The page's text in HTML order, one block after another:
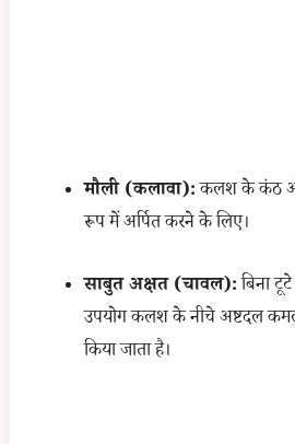
मौली (कलावा):कलश के कंठ
रूप में अर्पित करने के लिए।
साबुत अक्षत (चावल):बिना
उपयोग कलश के नीचे अष्टदल
किया जाता है।